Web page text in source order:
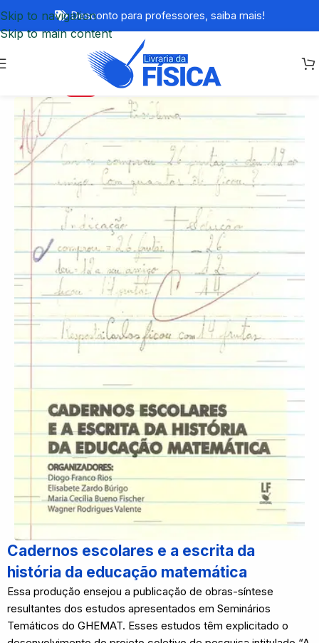
Skip to navigation
Skip to main content
Desconto para professores, saiba mais!
Cadernos escolares e a escrita da
história da educação matemática
Essa produção ensejou a publicação de obras-síntese
resultantes dos estudos apresentados em Seminários
Temáticos do GHEMAT. Esses estudos têm explicitado o